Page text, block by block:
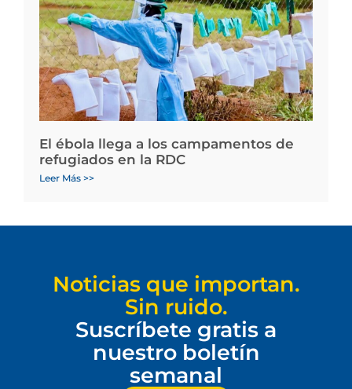
El ébola llega a los campamentos de
refugiados en la RDC
Leer Más >>
Noticias que importan.
Sin ruido.
Suscríbete gratis a
nuestro boletín
semanal